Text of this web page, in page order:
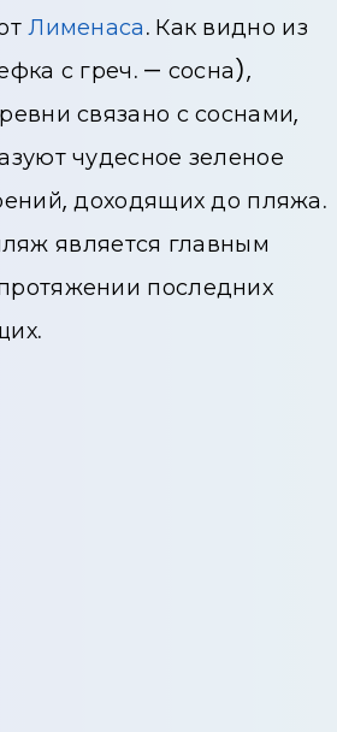
Лименаса. Как видно из
с греч. — сосна),
связано с соснами,
чудесное зеленое
доходящих до пляжа.
является главным
последних